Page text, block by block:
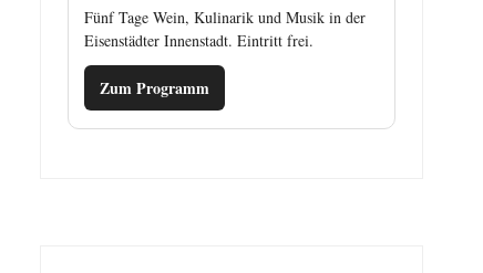
Fünf Tage Wein, Kulinarik und Musik in der
Eisenstädter Innenstadt. Eintritt frei.
Zum Programm